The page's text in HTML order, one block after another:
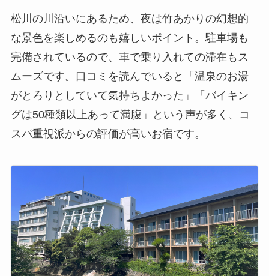
松川の川沿いにあるため、夜は竹あかりの幻想的
な景色を楽しめるのも嬉しいポイント。駐車場も
完備されているので、車で乗り入れての滞在もス
ムーズです。口コミを読んでいると「温泉のお湯
がとろりとしていて気持ちよかった」「バイキン
グは50種類以上あって満腹」という声が多く、コ
スパ重視派からの評価が高いお宿です。